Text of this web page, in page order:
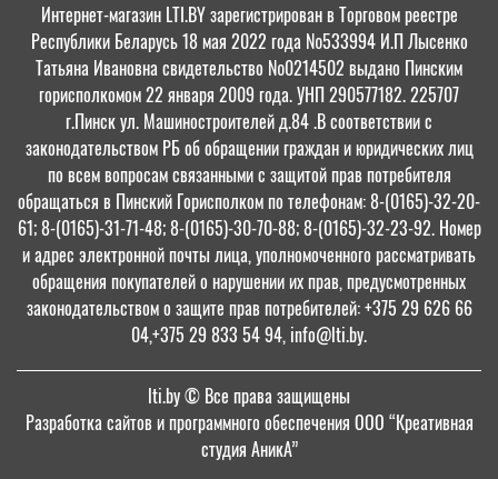
Интернет-магазин LTI.BY зарегистрирован в Торговом реестре
Республики Беларусь 18 мая 2022 года №533994 И.П Лысенко
Татьяна Ивановна свидетельство №0214502 выдано Пинским
горисполкомом 22 января 2009 года. УНП 290577182. 225707
г.Пинск ул. Машиностроителей д.84 .В соответствии с
законодательством РБ об обращении граждан и юридических лиц
по всем вопросам связанными с защитой прав потребителя
обращаться в Пинский Горисполком по телефонам: 8-(0165)-32-20-
61; 8-(0165)-31-71-48; 8-(0165)-30-70-88; 8-(0165)-32-23-92. Номер
и адрес электронной почты лица, уполномоченного рассматривать
обращения покупателей о нарушении их прав, предусмотренных
законодательством о защите прав потребителей: +375 29 626 66
04,+375 29 833 54 94, info@lti.by.
lti.by© Все права защищены
Разработка сайтов и программного обеспечения ООО “Креативная
студия АникА”